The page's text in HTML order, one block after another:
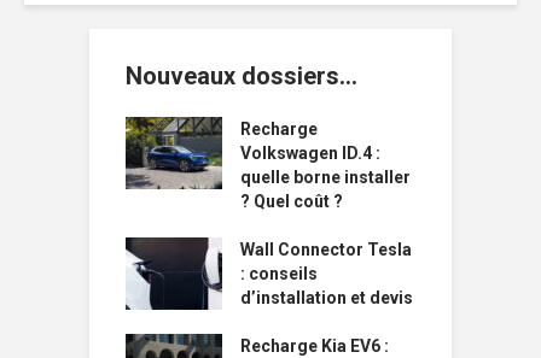
Nouveaux dossiers…
Recharge
Volkswagen ID.4 :
quelle borne installer
? Quel coût ?
Wall Connector Tesla
: conseils
d’installation et devis
Recharge Kia EV6 :